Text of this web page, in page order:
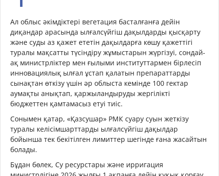
Ал облыс әкімдіктері вегетация басталғанға дейін
диқандар арасында ылғалсүйгіш дақылдарды қысқарту
және суды аз қажет ететін дақылдарға көшу қажеттігі
туралы мақсатты түсіндіру жұмыстарын жүргізуі, сондай-
ақ министрліктер мен ғылыми институттармен бірлесіп
инновациялық ылғал ұстап қалатын препараттарды
сынақтан өткізу үшін әр облыста кемінде 100 гектар
аумақты анықтап, қаржыландыруды жергілікті
бюджеттен қамтамасыз етуі тиіс.
Сонымен қатар, «Қазсушар» РМК суару суын жеткізу
туралы келісімшарттарды ылғалсүйгіш дақылдар
бойынша тек бекітілген лимиттер шегінде ғана жасайтын
болады.
Бұдан бөлек, Су ресурстары және ирригация